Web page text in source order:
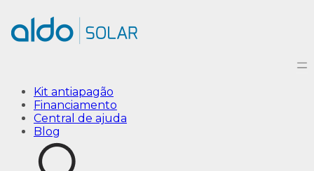
Kit antiapagão
Financiamento
Central de ajuda
Blog